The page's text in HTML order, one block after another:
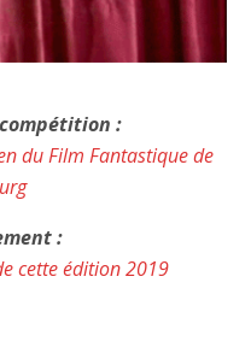
:
du Film Fantastique de
:
cette édition 2019